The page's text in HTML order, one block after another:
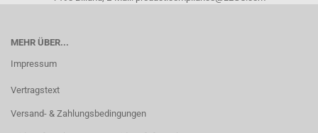
MEHR ÜBER...
Impressum
Vertragstext
Versand- & Zahlungsbedingungen